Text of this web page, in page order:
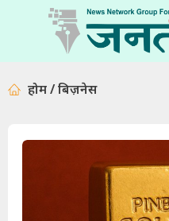
होम / बिज़नेस